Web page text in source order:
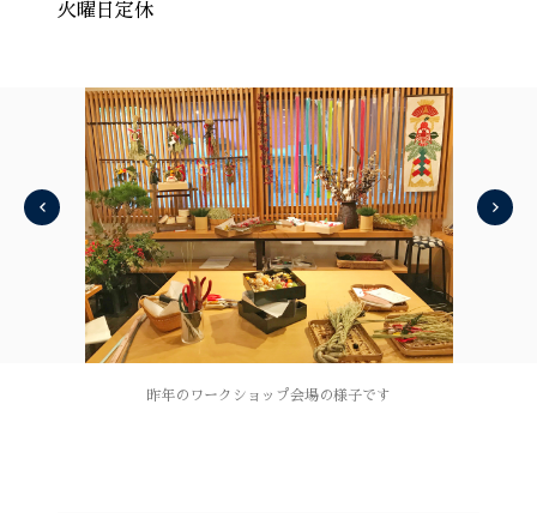
火曜日定休
昨年のワークショップ会場の様子です